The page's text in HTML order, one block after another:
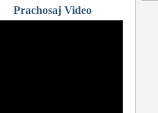
Prachosaj Video